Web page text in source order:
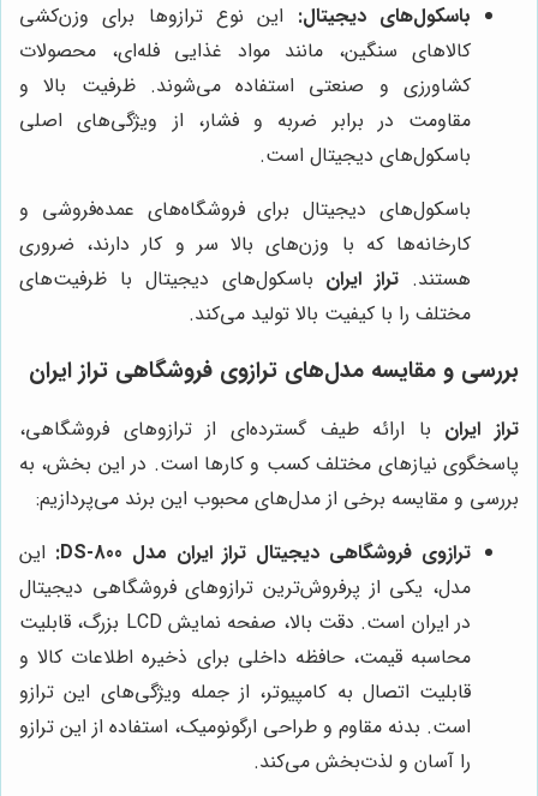
باسکول‌های دیجیتال: این نوع ترازوها برای وزن‌کشی
کالاهای سنگین، مانند مواد غذایی فله‌ای، محصولات
کشاورزی و صنعتی استفاده می‌شوند. ظرفیت بالا و
مقاومت در برابر ضربه و فشار، از ویژگی‌های اصلی
باسکول‌های دیجیتال است.
باسکول‌های دیجیتال برای فروشگاه‌های عمده‌فروشی و
کارخانه‌ها که با وزن‌های بالا سر و کار دارند، ضروری
هستند. تراز ایران باسکول‌های دیجیتال با ظرفیت‌های
مختلف را با کیفیت بالا تولید می‌کند.
بررسی و مقایسه مدل‌های ترازوی فروشگاهی تراز ایران
تراز ایران با ارائه طیف گسترده‌ای از ترازوهای فروشگاهی،
پاسخگوی نیازهای مختلف کسب و کارها است. در این بخش، به
بررسی و مقایسه برخی از مدل‌های محبوب این برند می‌پردازیم:
ترازوی فروشگاهی دیجیتال تراز ایران مدل DS-800:
این
مدل، یکی از پرفروش‌ترین ترازوهای فروشگاهی دیجیتال
در ایران است. دقت بالا، صفحه نمایش LCD بزرگ، قابلیت
محاسبه قیمت، حافظه داخلی برای ذخیره اطلاعات کالا و
قابلیت اتصال به کامپیوتر، از جمله ویژگی‌های این ترازو
است. بدنه مقاوم و طراحی ارگونومیک، استفاده از این ترازو
را آسان و لذت‌بخش می‌کند.